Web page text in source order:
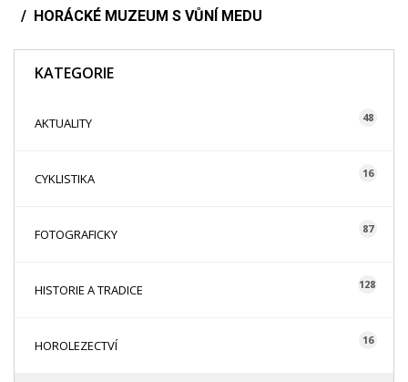
HORÁCKÉ MUZEUM S VŮNÍ MEDU
KATEGORIE
AKTUALITY 48
CYKLISTIKA 16
FOTOGRAFICKY 87
HISTORIE A TRADICE 128
HOROLEZECTVÍ 16